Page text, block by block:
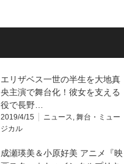
エリザベス一世の半生を大地真
央主演で舞台化！彼女を支える
役で長野…
2019/4/15 ニュース, 舞台・ミュー
ジカル
成瀬瑛美＆小原好美 アニメ『映